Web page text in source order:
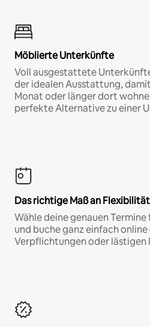
Möblierte Unterkünfte
Voll ausgestattete
der idealen Ausstattung,
Monat oder länger dort
perfekte Alternative zu einer
Das richtige Maß an Flexibilität
Wähle deine genauen Termine
und buche ganz einfach
Verpflichtungen oder lästigen